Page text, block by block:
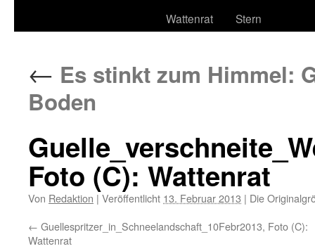
Wattenrat
Stern
← Es stinkt zum Himmel:
Boden
Foto (C): Wattenrat
Von Redaktion | Veröffentlicht 13. Februar 2013 | Die
Guellespritzer_in_Schneelandschaft_10Febr2013, Foto (C):
Wattenrat